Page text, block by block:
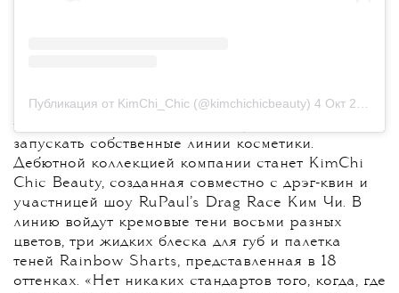
Публикация от KimChi_Chic (@kimchichicbeauty) 4 Окт 2019 в 8:22 PDT
создалабьюти-инкубаторBespoke Beauty Brands
– теперь Ко будет помогать инфлюенсерам
запускать собственные линии косметики.
Дебютной коллекцией компании станет KimChi
Chic Beauty, созданная совместно с дрэг-квин и
участницей шоу RuPaul’s Drag Race Ким Чи. В
линию войдут кремовые тени восьми разных
цветов, три жидких блеска для губ и палетка
теней Rainbow Sharts, представленная в 18
оттенках. «Нет никаких стандартов того, когда, где